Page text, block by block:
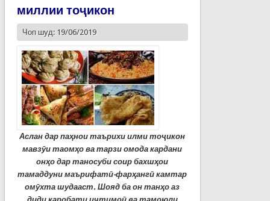
миллии тоҷикон
Чоп шуд: 19/06/2019
Аслан дар паҳнои таърихи илми тоҷикон
мавзӯи таомҳо ва тарзи омода кардани
онҳо дар таносуби соир бахшҳои
тамаддуни маърифатӣ-фарҳангӣ камтар
омӯхта шудааст. Шояд ба он танҳо аз